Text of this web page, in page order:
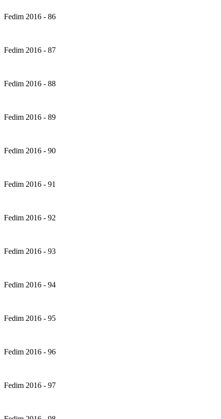
Fedim 2016 - 86
Fedim 2016 - 87
Fedim 2016 - 88
Fedim 2016 - 89
Fedim 2016 - 90
Fedim 2016 - 91
Fedim 2016 - 92
Fedim 2016 - 93
Fedim 2016 - 94
Fedim 2016 - 95
Fedim 2016 - 96
Fedim 2016 - 97